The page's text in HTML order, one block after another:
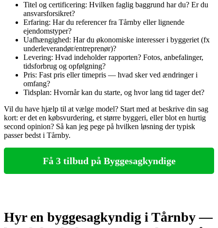
Titel og certificering: Hvilken faglig baggrund har du? Er du
ansvarsforsikret?
Erfaring: Har du referencer fra Tårnby eller lignende
ejendomstyper?
Uafhængighed: Har du økonomiske interesser i byggeriet (fx
underleverandør/entreprenør)?
Levering: Hvad indeholder rapporten? Fotos, anbefalinger,
tidsforbrug og opfølgning?
Pris: Fast pris eller timepris — hvad sker ved ændringer i
omfang?
Tidsplan: Hvornår kan du starte, og hvor lang tid tager det?
Vil du have hjælp til at vælge model? Start med at beskrive din sag
kort: er det en købsvurdering, et større byggeri, eller blot en hurtig
second opinion? Så kan jeg pege på hvilken løsning der typisk
passer bedst i Tårnby.
Få 3 tilbud på Byggesagkyndige
Hyr en byggesagkyndig i Tårnby —